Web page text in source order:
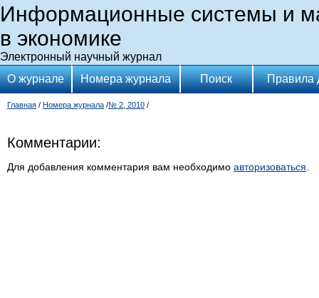
Информационные системы и
в экономике
Электронный научный журнал
О журнале
Номера журнала Поиск Правила
Главная / Номера журнала /№ 2, 2010 /
Комментарии:
Для добавления комментария вам необходимо авторизоваться